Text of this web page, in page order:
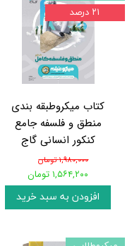
کتاب میکروطبقه بندی
منطق و فلسفه جامع
کنکور انسانی گاج
۱,۹۸۰,۰۰۰ تومان
۱,۵۶۴,۲۰۰ تومان
افزودن به سبد خرید
۲۱ درصد